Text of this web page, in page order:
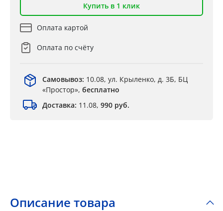
Купить в 1 клик
Оплата картой
Оплата по счёту
Самовывоз: 10.08, ул. Крыленко, д. 3Б, БЦ
«Простор», бесплатно
Доставка: 11.08, 990 руб.
Описание товара